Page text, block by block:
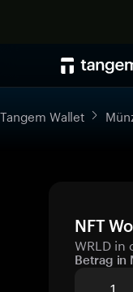
Tangem Wallet
NFT
WRLD
Betrag in